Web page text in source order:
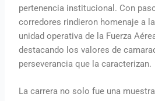
pertenencia institucional. Con
corredores rindieron homenaje a
unidad operativa de la Fuerza
destacando los valores de
perseverancia que la caracterizan.
La carrera no solo fue una